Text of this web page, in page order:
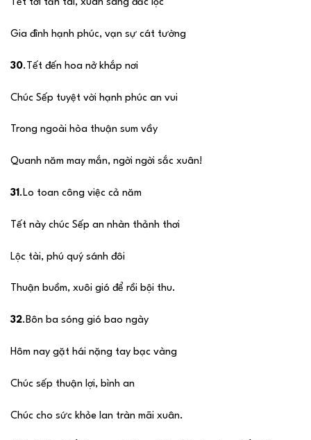
Tết tới tấn tài, xuân sang đắc lộc
Gia đình hạnh phúc, vạn sự cát tường
30.Tết đến hoa nở khắp nơi
Chúc Sếp tuyệt vời hạnh phúc an vui
Trong ngoài hòa thuận sum vầy
Quanh năm may mắn, ngời ngời sắc xuân!
31.Lo toan công việc cả năm
Tết này chúc Sếp an nhàn thảnh thơi
Lộc tài, phú quý sánh đôi
Thuận buồm, xuôi gió để rồi bội thu.
32.Bôn ba sóng gió bao ngày
Hôm nay gặt hái nặng tay bạc vàng
Chúc sếp thuận lợi, bình an
Chúc cho sức khỏe lan tràn mãi xuân.